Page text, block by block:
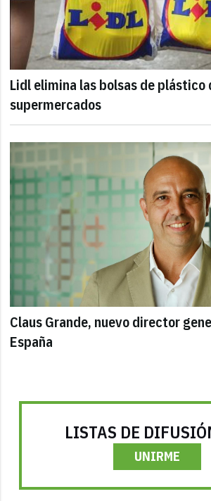
Lidl elimina las bolsas de plástico
supermercados
Claus Grande, nuevo director
España
LISTAS DE
UNIRME